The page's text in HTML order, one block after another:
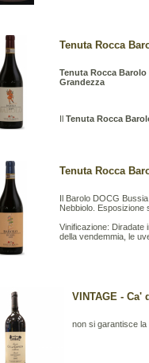
Tenuta Rocca
Tenuta Rocca
Grandezza
Il Tenuta Rocca
Tenuta Rocca
Il Barolo DOCG
Nebbiolo. Esposizione
Vinificazione: Diradate
della vendemmia, le
VINTAGE - Ca'
non si garantisce la